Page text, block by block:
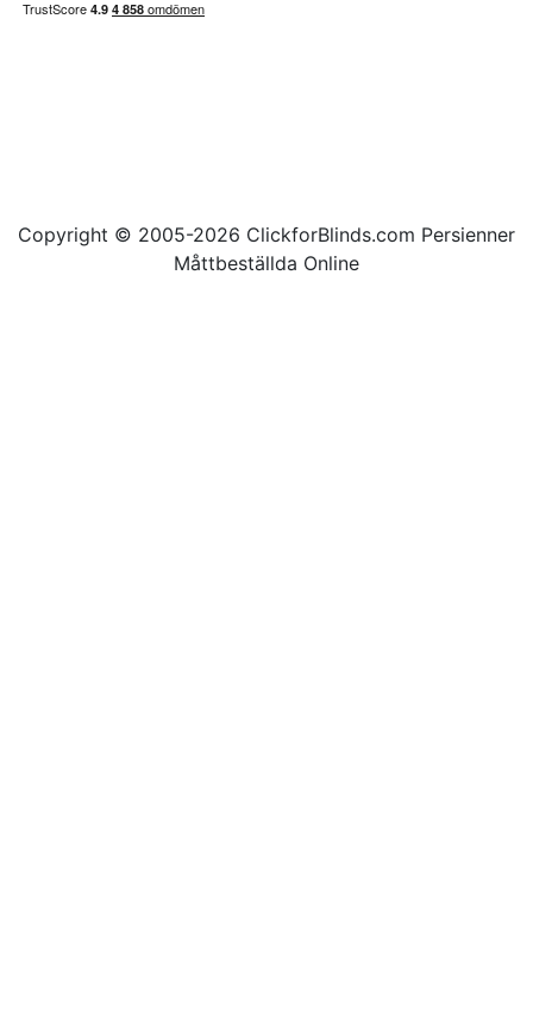
Copyright © 2005-2026 ClickforBlinds.com Persienner
Måttbeställda Online